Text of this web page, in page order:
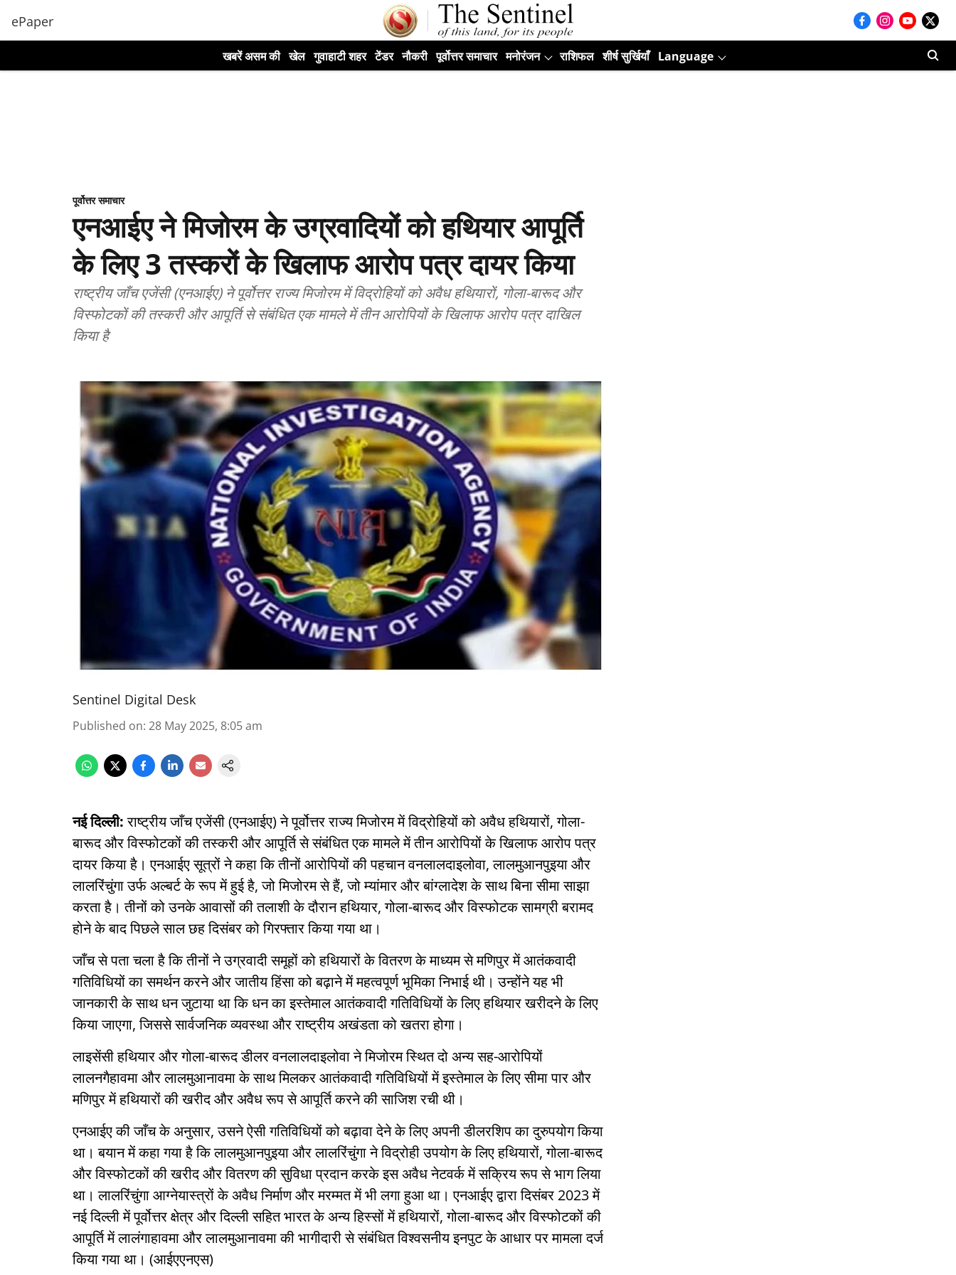
ePaper
खबरें असम की खेल गुवाहाटी शहर टेंडर नौकरी पूर्वोत्तर समाचार मनोरंजन राशिफल शीर्ष सुर्खियाँ Language
पूर्वोत्तर समाचार
एनआईए ने मिजोरम के उग्रवादियों को हथियार आपूर्ति
के लिए 3 तस्करों के खिलाफ आरोप पत्र दायर किया
राष्ट्रीय जाँच एजेंसी (एनआईए) ने पूर्वोत्तर राज्य मिजोरम में विद्रोहियों को अवैध हथियारों, गोला-बारूद और
विस्फोटकों की तस्करी और आपूर्ति से संबंधित एक मामले में तीन आरोपियों के खिलाफ आरोप पत्र दाखिल
किया है
Sentinel Digital Desk
Published on: 28 May 2025, 8:05 am
नई दिल्ली:राष्ट्रीय जाँच एजेंसी (एनआईए) ने पूर्वोत्तर राज्य मिजोरम में विद्रोहियों को अवैध हथियारों, गोला-
बारूद और विस्फोटकों की तस्करी और आपूर्ति से संबंधित एक मामले में तीन आरोपियों के खिलाफ आरोप पत्र
दायर किया है। एनआईए सूत्रों ने कहा कि तीनों आरोपियों की पहचान वनलालदाइलोवा, लालमुआनपुइया और
लालरिंचुंगा उर्फ अल्बर्ट के रूप में हुई है, जो मिजोरम से हैं, जो म्यांमार और बांग्लादेश के साथ बिना सीमा साझा
करता है। तीनों को उनके आवासों की तलाशी के दौरान हथियार, गोला-बारूद और विस्फोटक सामग्री बरामद
होने के बाद पिछले साल छह दिसंबर को गिरफ्तार किया गया था।
जाँच से पता चला है कि तीनों ने उग्रवादी समूहों को हथियारों के वितरण के माध्यम से मणिपुर में आतंकवादी
गतिविधियों का समर्थन करने और जातीय हिंसा को बढ़ाने में महत्वपूर्ण भूमिका निभाई थी। उन्होंने यह भी
जानकारी के साथ धन जुटाया था कि धन का इस्तेमाल आतंकवादी गतिविधियों के लिए हथियार खरीदने के लिए
किया जाएगा, जिससे सार्वजनिक व्यवस्था और राष्ट्रीय अखंडता को खतरा होगा।
लाइसेंसी हथियार और गोला-बारूद डीलर वनलालदाइलोवा ने मिजोरम स्थित दो अन्य सह-आरोपियों
लालनगैहावमा और लालमुआनावमा के साथ मिलकर आतंकवादी गतिविधियों में इस्तेमाल के लिए सीमा पार और
मणिपुर में हथियारों की खरीद और अवैध रूप से आपूर्ति करने की साजिश रची थी।
एनआईए की जाँच के अनुसार, उसने ऐसी गतिविधियों को बढ़ावा देने के लिए अपनी डीलरशिप का दुरुपयोग किया
था। बयान में कहा गया है कि लालमुआनपुइया और लालरिंचुंगा ने विद्रोही उपयोग के लिए हथियारों, गोला-बारूद
और विस्फोटकों की खरीद और वितरण की सुविधा प्रदान करके इस अवैध नेटवर्क में सक्रिय रूप से भाग लिया
था। लालरिंचुंगा आग्नेयास्त्रों के अवैध निर्माण और मरम्मत में भी लगा हुआ था। एनआईए द्वारा दिसंबर 2023 में
नई दिल्ली में पूर्वोत्तर क्षेत्र और दिल्ली सहित भारत के अन्य हिस्सों में हथियारों, गोला-बारूद और विस्फोटकों की
आपूर्ति में लालंगाहावमा और लालमुआनावमा की भागीदारी से संबंधित विश्वसनीय इनपुट के आधार पर मामला दर्ज
किया गया था। (आईएएनएस)